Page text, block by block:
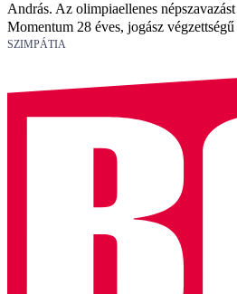
András. Az olimpiaellenes
Momentum 28 éves, jogász
SZIMPÁTIA